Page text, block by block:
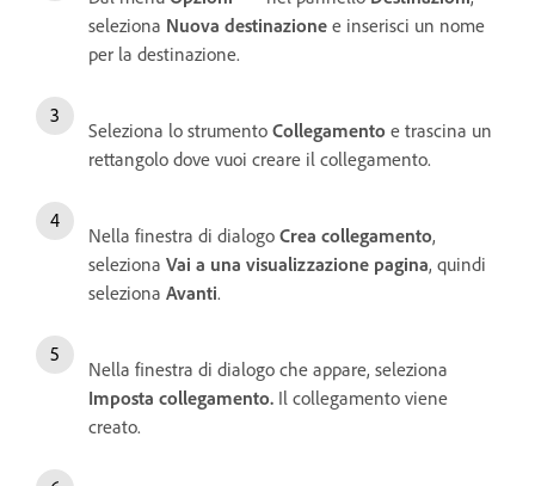
seleziona Nuova destinazione e inserisci un nome
per la destinazione.
Seleziona lo strumento Collegamento e trascina un
rettangolo dove vuoi creare il collegamento.
Nella finestra di dialogo Crea collegamento,
seleziona Vai a una visualizzazione pagina, quindi
seleziona Avanti.
Nella finestra di dialogo che appare, seleziona
Imposta collegamento. Il collegamento viene
creato.